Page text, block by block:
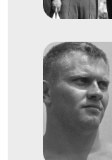
1971
Atlétikai